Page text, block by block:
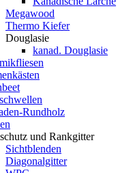
Megawood
Thermo Kiefer
Douglasie
kanad. Douglasie
Rundholz
und Rankgitter
Sichtblenden
Diagonalgitter